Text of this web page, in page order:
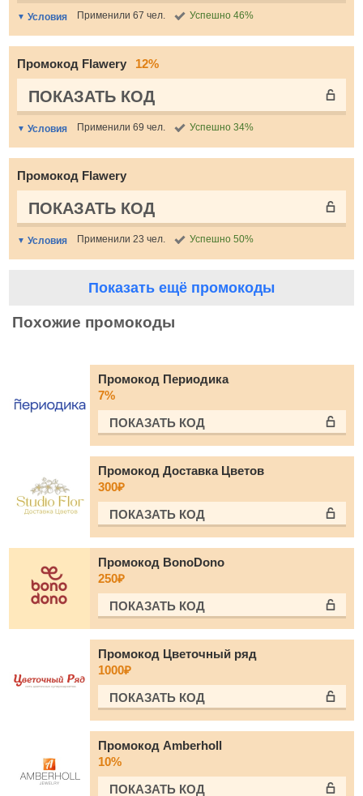
Условия Применили 67 чел. Успешно 46%
Промокод Flawery 12%
ПОКАЗАТЬ КОД
Условия Применили 69 чел. Успешно 34%
Промокод Flawery
ПОКАЗАТЬ КОД
Условия Применили 23 чел. Успешно 50%
Показать ещё промокоды
Похожие промокоды
Промокод Периодика
7%
ПОКАЗАТЬ КОД
Промокод Доставка Цветов
300₽
ПОКАЗАТЬ КОД
Промокод BonoDono
250₽
ПОКАЗАТЬ КОД
Промокод Цветочный ряд
1000₽
ПОКАЗАТЬ КОД
Промокод Amberholl
10%
ПОКАЗАТЬ КОД